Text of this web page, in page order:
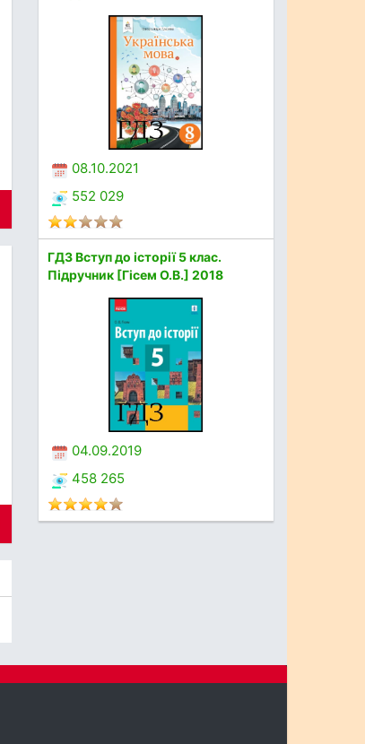
08.10.2021
552 029
ГДЗ Вступ до історії 5 клас.
Підручник [Гісем О.В.] 2018
04.09.2019
458 265